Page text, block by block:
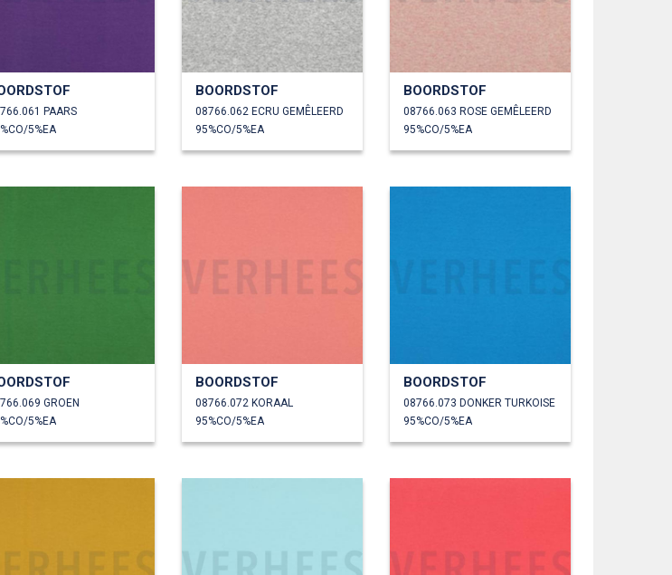
PAARS
5%EA
BOORDSTOF
08766.062 ECRU GEMÊLEERD
95%CO/5%EA
BOORDSTOF
08766.063 ROSE GEMÊLEERD
95%CO/5%EA
GROEN
5%EA
BOORDSTOF
08766.072 KORAAL
95%CO/5%EA
BOORDSTOF
08766.073 DONKER TURKOISE
95%CO/5%EA